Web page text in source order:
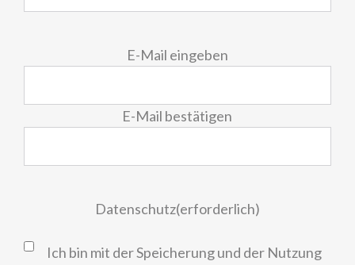
E-Mail eingeben
E-Mail bestätigen
Datenschutz(erforderlich)
Ich bin mit der Speicherung und der Nutzung